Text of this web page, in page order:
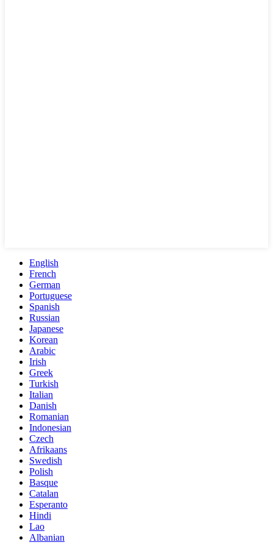
English
French
German
Portuguese
Spanish
Russian
Japanese
Korean
Arabic
Irish
Greek
Turkish
Italian
Danish
Romanian
Indonesian
Czech
Afrikaans
Swedish
Polish
Basque
Catalan
Esperanto
Hindi
Lao
Albanian